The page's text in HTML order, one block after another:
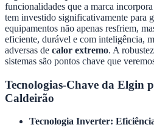
funcionalidades que a marca
tem investido significativamente para
equipamentos não apenas resfriem,
eficiente, durável e com inteligência,
adversas de calor extremo. A
sistemas são pontos chave que
Tecnologias-Chave da Elgin
Caldeirão
Tecnologia Inverter: